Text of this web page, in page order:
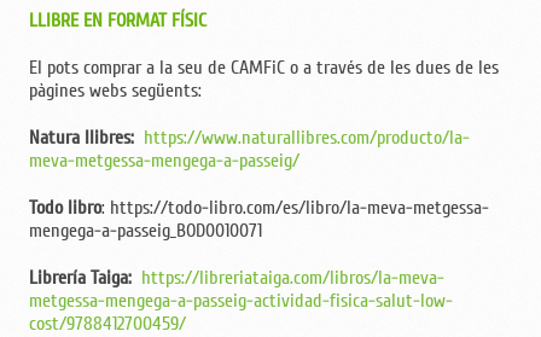
LLIBRE EN FORMAT FÍSIC
El pots comprar a la seu de CAMFiC o a través de les dues de les
pàgines webs següents:
Natura llibres: https://www.naturallibres.com/producto/la-
meva-metgessa-mengega-a-passeig/
Todo libro: https://todo-libro.com/es/libro/la-meva-metgessa-
mengega-a-passeig_BOD0010071
Librería Taiga: https://libreriataiga.com/libros/la-meva-
metgessa-mengega-a-passeig-actividad-fisica-salut-low-
cost/9788412700459/